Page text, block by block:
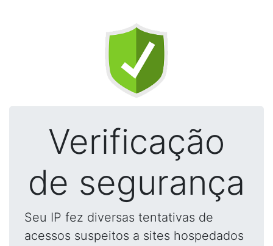
Verificação
de segurança
Seu IP fez diversas tentativas de
acessos suspeitos a sites hospedados